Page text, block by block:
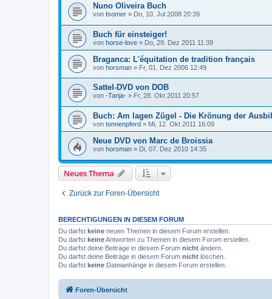
Nuno Oliveira Buch
von Isomer » Do, 10. Jul 2008 20:39
Buch für einsteiger!
von horse-love » Do, 29. Dez 2011 11:39
Braganca: L'équitation de tradition français
von horsman » Fr, 01. Dez 2006 12:49
Sattel-DVD von DOB
von -Tanja- » Fr, 28. Okt 2011 20:57
Buch: Am lagen Zügel - Die Krönung der
von tonnenpferd » Mi, 12. Okt 2011 16:09
Neue DVD von Marc de Broissia
von horsman » Di, 07. Dez 2010 14:35
Neues Thema
Zurück zur Foren-Übersicht
BERECHTIGUNGEN IN DIESEM FORUM
Du darfst keine neuen Themen in diesem Forum erstellen.
Du darfst keineAntworten zu Themen in diesem Forum erstellen.
Du darfst deine Beiträge in diesem Forum nicht ändern.
Du darfst deine Beiträge in diesem Forum nicht löschen.
Du darfst keine Dateianhänge in diesem Forum erstellen.
Foren-Übersicht